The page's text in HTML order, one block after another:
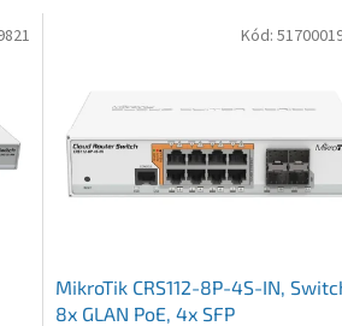
MikroTik CRS112-8P-4S-IN,
8x GLAN PoE, 4x SFP
Kód: